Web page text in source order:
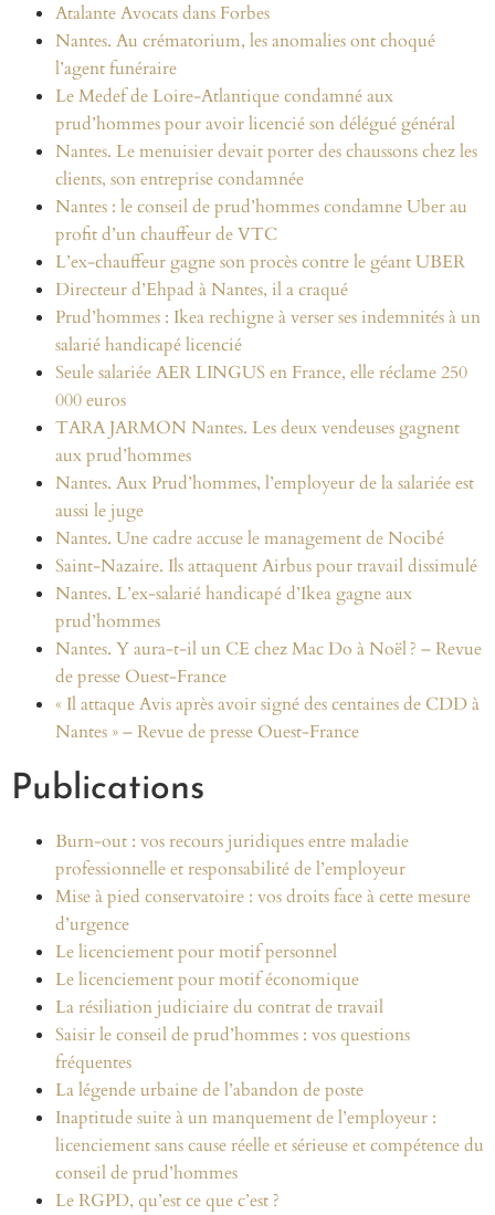
Atalante Avocats dans Forbes
Nantes. Au crématorium, les anomalies ont choqué
l’agent funéraire
Le Medef de Loire-Atlantique condamné aux
prud’hommes pour avoir licencié son délégué général
Nantes. Le menuisier devait porter des chaussons chez les
clients, son entreprise condamnée
Nantes : le conseil de prud’hommes condamne Uber au
profit d’un chauffeur de VTC
L’ex-chauffeur gagne son procès contre le géant UBER
Directeur d’Ehpad à Nantes, il a craqué
Prud’hommes : Ikea rechigne à verser ses indemnités à un
salarié handicapé licencié
Seule salariée AER LINGUS en France, elle réclame 250
000 euros
TARA JARMON Nantes. Les deux vendeuses gagnent
aux prud’hommes
Nantes. Aux Prud’hommes, l’employeur de la salariée est
aussi le juge
Nantes. Une cadre accuse le management de Nocibé
Saint-Nazaire. Ils attaquent Airbus pour travail dissimulé
Nantes. L’ex-salarié handicapé d’Ikea gagne aux
prud’hommes
Nantes. Y aura-t-il un CE chez Mac Do à Noël ? – Revue
de presse Ouest-France
« Il attaque Avis après avoir signé des centaines de CDD à
Nantes » – Revue de presse Ouest-France
Publications
Burn-out : vos recours juridiques entre maladie
professionnelle et responsabilité de l’employeur
Mise à pied conservatoire : vos droits face à cette mesure
d’urgence
Le licenciement pour motif personnel
Le licenciement pour motif économique
La résiliation judiciaire du contrat de travail
Saisir le conseil de prud’hommes : vos questions
fréquentes
La légende urbaine de l’abandon de poste
Inaptitude suite à un manquement de l’employeur :
licenciement sans cause réelle et sérieuse et compétence du
conseil de prud’hommes
Le RGPD, qu’est ce que c’est ?